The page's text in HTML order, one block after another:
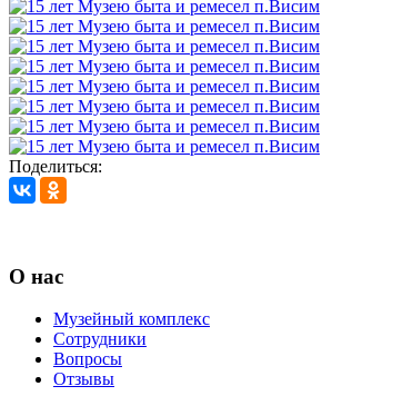
Поделиться:
О нас
Музейный комплекс
Сотрудники
Вопросы
Отзывы